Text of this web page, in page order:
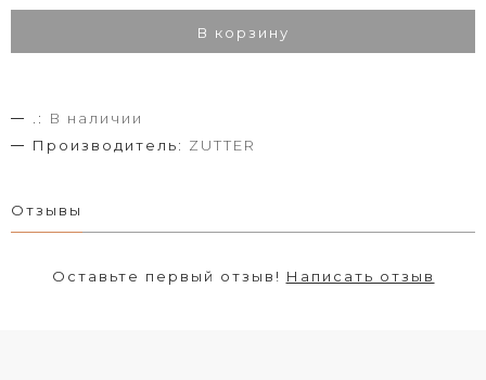
В корзину
.:
В наличии
Производитель: ZUTTER
Отзывы
Оставьте первый отзыв! Написать отзыв